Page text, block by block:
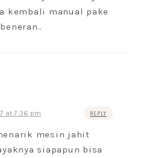
kembali manual pake
at 7:36 pm REPLY
mesin jahit
siapapun bisa